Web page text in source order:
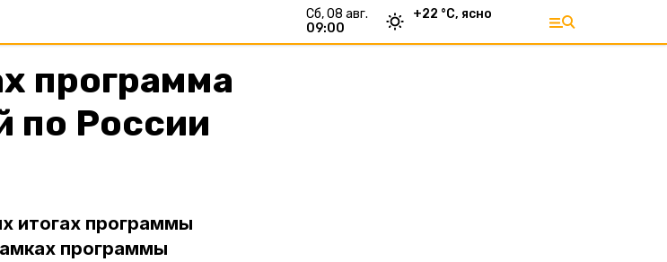
сб, 08 авг.
09:00
+22 °С, ясно
программа
по России
итогах программы
программы